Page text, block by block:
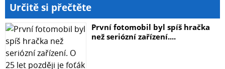
Určitě si přečtěte
První fotomobil byl spíš hračka
než seriózní zařízení....